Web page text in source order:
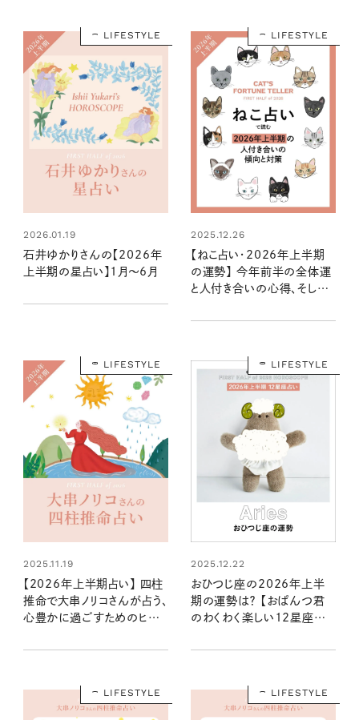
LIFESTYLE
2026.01.19
石井ゆかりさんの【2026年
上半期の星占い】1月～6月
LIFESTYLE
2025.12.26
【ねこ占い・2026年上半期
の運勢】 今年前半の全体運
と人付き合いの心得、そして
LIFESTYLE
2025.11.19
【2026年上半期占い】 四柱
推命で大串ノリコさんが占う、
心豊かに過ごすためのヒント
LIFESTYLE
2025.12.22
おひつじ座の2026年上半
期の運勢は？ 【おぱんつ君
のわくわく楽しい12星座占
LIFESTYLE LIFESTYLE